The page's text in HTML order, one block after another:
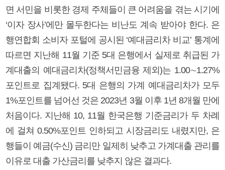
면 서민을 비롯한 경제 주체들이 큰 어려움을 겪는 시기에
‘이자 장사’에만 몰두한다는 비난도 계속 받아야 한다. 은
행연합회 소비자 포털에 공시된 ‘예대금리차 비교’ 통계에
따르면 지난해 11월 기준 5대 은행에서 실제로 취급된 가
계대출의 예대금리차(정책서민금융 제외)는 1.00∼1.27%
포인트로 집계됐다. 5대 은행의 가계 예대금리차가 모두
1%포인트를 넘어선 것은 2023년 3월 이후 1년 8개월 만에
처음이다. 지난해 10, 11월 한국은행 기준금리가 두 차례
에 걸쳐 0.50%포인트 인하되고 시장금리도 내렸지만, 은
행들이 예금(수신) 금리만 일제히 낮추고 가계대출 관리를
이유로 대출 가산금리를 낮추지 않은 결과다.